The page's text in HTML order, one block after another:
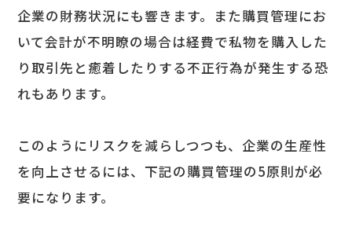
企業の財務状況にも響きます。また購買管理にお
いて会計が不明瞭の場合は経費で私物を購入した
り取引先と癒着したりする不正行為が発生する恐
れもあります。
このようにリスクを減らしつつも、企業の生産性
を向上させるには、下記の購買管理の5原則が必
要になります。